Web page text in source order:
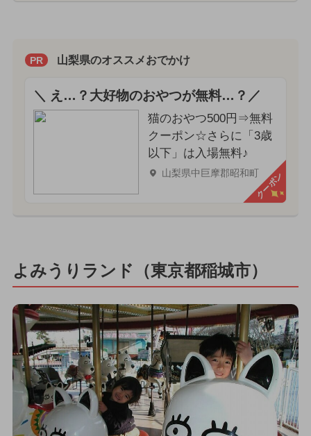
PR 山梨県のオススメおでかけ
＼ え…？大好物のおやつが無料…？／
猫のおやつ500円⇒無料
クーポン☆さらに「3歳
以下」は入場無料♪
山梨県中巨摩郡昭和町クーポン
よみうりランド（東京都稲城市）